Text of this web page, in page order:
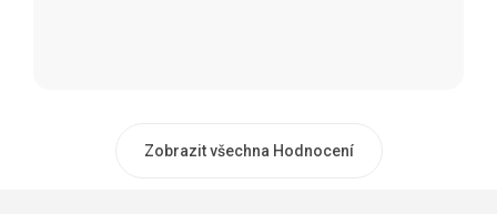
Zobrazit všechna Hodnocení